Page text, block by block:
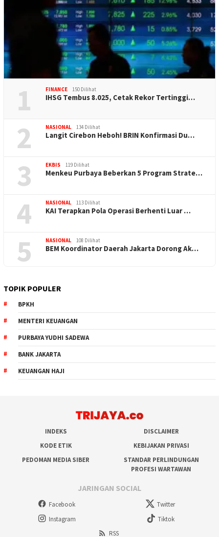
1 FINANCE 150 Dilihat
IHSG Tembus 8.025, Cetak Rekor Tertinggi…
2 NASIONAL 134 Dilihat
Langit Cirebon Heboh! BRIN Konfirmasi Du…
3 EKBIS 119 Dilihat
Menkeu Purbaya Beberkan 5 Program Strate…
4 NASIONAL 113 Dilihat
KAI Terapkan Pola Operasi Berhenti Luar …
5 NASIONAL 108 Dilihat
BEM Koordinator Daerah Jakarta Dorong Ak…
TOPIK POPULER
BPKH
MENTERI KEUANGAN
PURBAYA YUDHI SADEWA
BANK JAKARTA
KEUANGAN HAJI
INDEKS
DISCLAIMER
KODE ETIK
KEBIJAKAN PRIVASI
PEDOMAN MEDIA SIBER
STANDAR PERLINDUNGAN
PROFESI WARTAWAN
JARINGAN SOCIAL
Facebook
Twitter
Instagram
Tiktok
RSS